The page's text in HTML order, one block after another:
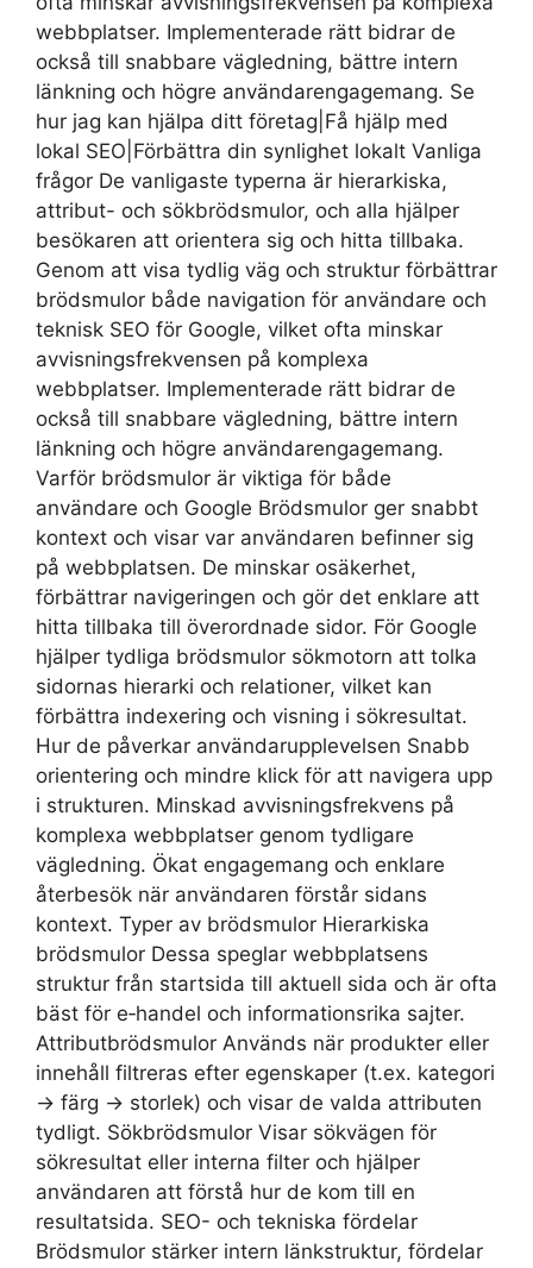
webbplatser. Implementerade rätt bidrar de
också till snabbare vägledning, bättre intern
länkning och högre användarengagemang. Se
hur jag kan hjälpa ditt företag|Få hjälp med
lokal SEO|Förbättra din synlighet lokalt Vanliga
frågor De vanligaste typerna är hierarkiska,
attribut- och sökbrödsmulor, och alla hjälper
besökaren att orientera sig och hitta tillbaka.
Genom att visa tydlig väg och struktur förbättrar
brödsmulor både navigation för användare och
teknisk SEO för Google, vilket ofta minskar
avvisningsfrekvensen på komplexa
webbplatser. Implementerade rätt bidrar de
också till snabbare vägledning, bättre intern
länkning och högre användarengagemang.
Varför brödsmulor är viktiga för både
användare och Google Brödsmulor ger snabbt
kontext och visar var användaren befinner sig
på webbplatsen. De minskar osäkerhet,
förbättrar navigeringen och gör det enklare att
hitta tillbaka till överordnade sidor. För Google
hjälper tydliga brödsmulor sökmotorn att tolka
sidornas hierarki och relationer, vilket kan
förbättra indexering och visning i sökresultat.
Hur de påverkar användarupplevelsen Snabb
orientering och mindre klick för att navigera upp
i strukturen. Minskad avvisningsfrekvens på
komplexa webbplatser genom tydligare
vägledning. Ökat engagemang och enklare
återbesök när användaren förstår sidans
kontext. Typer av brödsmulor Hierarkiska
brödsmulor Dessa speglar webbplatsens
struktur från startsida till aktuell sida och är ofta
bäst för e‑handel och informationsrika sajter.
Attributbrödsmulor Används när produkter eller
innehåll filtreras efter egenskaper (t.ex. kategori
→ färg → storlek) och visar de valda attributen
tydligt. Sökbrödsmulor Visar sökvägen för
sökresultat eller interna filter och hjälper
användaren att förstå hur de kom till en
resultatsida. SEO- och tekniska fördelar
Brödsmulor stärker intern länkstruktur, fördelar